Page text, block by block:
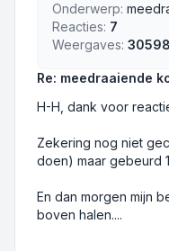
Re: meedraaiende
H-H, dank voor
Zekering nog niet
doen) maar gebeurd
En dan morgen mijn
boven halen....
Onderwerp:
Reacties: 7
Weergaves: 30598